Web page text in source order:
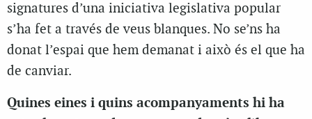
signatures d’una iniciativa legislativa popular
s’ha fet a través de veus blanques. No se’ns ha
donat l’espai que hem demanat i això és el que ha
de canviar.
Quines eines i quins acompanyaments hi ha